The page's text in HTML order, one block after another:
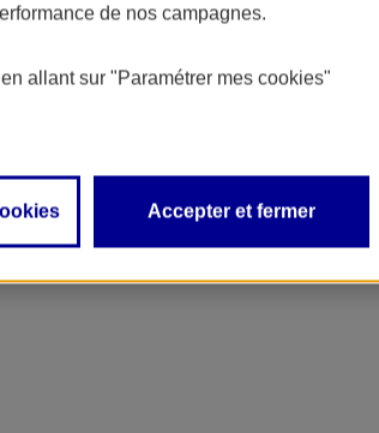
de nos campagnes.
allant sur "Paramétrer mes cookies"
Accepter et fermer